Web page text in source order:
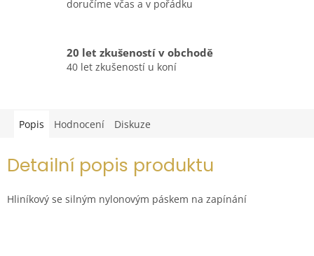
doručíme včas a v pořádku
20 let zkušeností v obchodě
40 let zkušeností u koní
Popis Hodnocení Diskuze
Detailní popis produktu
Hliníkový se silným nylonovým páskem na zapínání